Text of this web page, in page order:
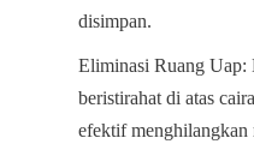
disimpan.
Eliminasi Ruang Uap:
beristirahat di atas
efektif menghilangkan